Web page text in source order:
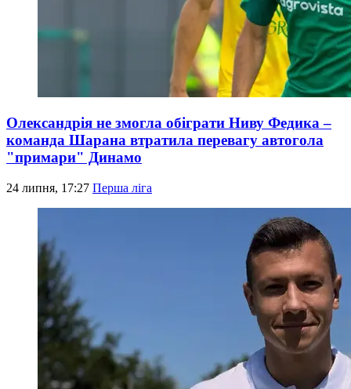
Олександрія не змогла обіграти Ниву Федика –
команда Шарана втратила перевагу автогола
"примари" Динамо
24 липня, 17:27 Перша ліга